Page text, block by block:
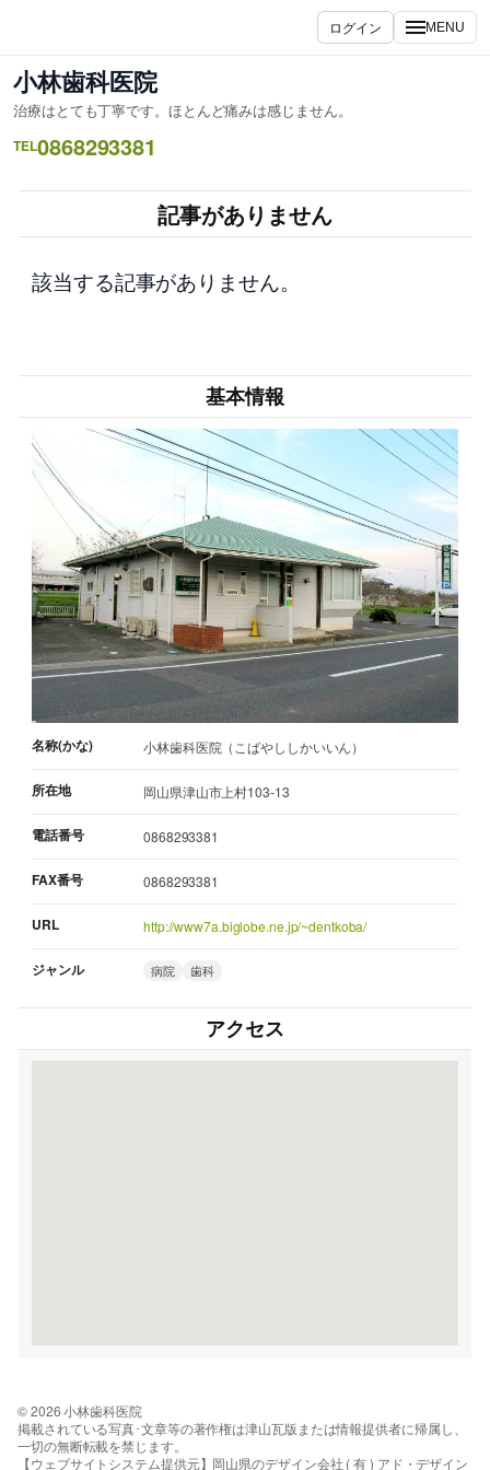
ス
キ
ッ
ログイン MENU
小林歯科医院
治療はとても丁寧です。ほとんど痛みは感じません。
TEL0868293381
記事がありません
該当する記事がありません。
基本情報
名称(かな) 小林歯科医院（こばやししかいいん）
所在地 岡山県津山市上村103-13
電話番号 0868293381
FAX番号 0868293381
URL http://www7a.biglobe.ne.jp/~dentkoba/
ジャンル 病院 歯科
アクセス
© 2026 小林歯科医院
掲載されている写真･文章等の著作権は津山瓦版または情報提供者に帰属し、
一切の無断転載を禁じます。
【ウェブサイトシステム提供元】岡山県のデザイン会社 ( 有 ) アド・デザイン